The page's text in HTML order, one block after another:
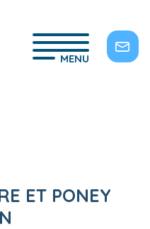
MENU
ET PONEY